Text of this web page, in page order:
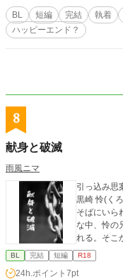
BL 短編 完結 執着
ハッピーエンド？
8
献身と破滅
雨風ニマ
引っ込み思
黒崎 怜(く
そばにいら
な中、怜の
れる。そこ
BL 完結 短編 R18
24h.ポイント 7pt